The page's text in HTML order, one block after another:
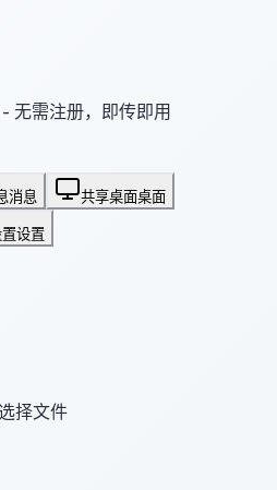
无需注册，即传即用
消息 共享桌面桌面
设置
择文件